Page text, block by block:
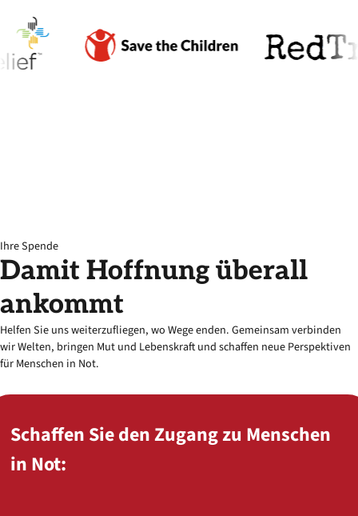
Ihre Spende
Damit Hoffnung überall
ankommt
Helfen Sie uns weiterzufliegen, wo Wege enden. Gemeinsam verbinden
wir Welten, bringen Mut und Lebenskraft und schaffen neue Perspektiven
für Menschen in Not.
Schaffen Sie den Zugang zu Menschen
in Not: